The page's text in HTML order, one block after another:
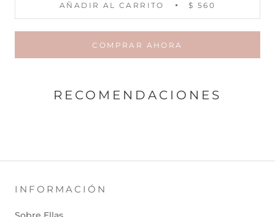
AÑADIR AL CARRITO $ 560
COMPRAR AHORA
RECOMENDACIONES
INFORMACIÓN